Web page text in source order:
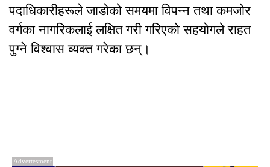
पदाधिकारीहरूले जाडोको समयमा विपन्न तथा कमजोर
वर्गका नागरिकलाई लक्षित गरी गरिएको सहयोगले राहत
पुग्ने विश्वास व्यक्त गरेका छन्।
Advertesment